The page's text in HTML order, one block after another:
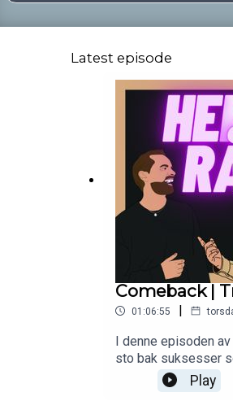
Latest episode
Comeback |
01:06:55 |
I denne episoden
sto bak suksesser
Hjem til jul på
lykkes i en bransje
Play